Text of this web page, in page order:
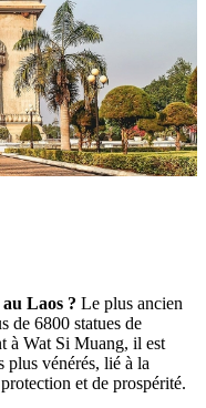
Il abriterait une relique du
religieuses,
laotien, construit
Inspiré de l’Arc de
traditionnels, il
sur la capitale.